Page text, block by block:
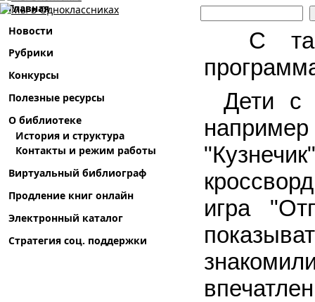
Главная
Новости
Рубрики
Конкурсы
Полезные ресурсы
О библиотеке
История и структура
Контакты и режим работы
Виртуальный библиограф
Продление книг онлайн
Электронный каталог
Стратегия соц. поддержки
С
Дети с
игра